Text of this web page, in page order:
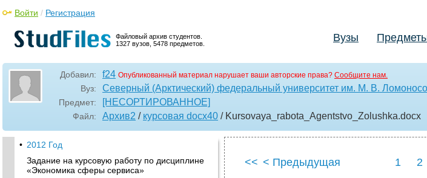
Файловый архив студентов.
1327 вузов, 5478 предметов.
Войти / Регистрация
Вузы
Добавил: f24 Опубликованный материал нарушает ваши авторские права? Сообщите нам.
Вуз: Северный (Арктический) федеральный университет им. М. В.
Предмет: [НЕСОРТИРОВАННОЕ]
Файл: Архив2 / курсовая docx40 / Kursovaya_rabota_Agentstvo_Zolushka.docx
• 2012 Год
Задание на курсовую работу по дисциплине
«Экономика сферы сервиса»
<< < Предыдущая 1 2